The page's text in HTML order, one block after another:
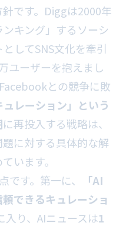
針です。Diggは2000年
キング」するソーシ
してSNS文化を牽引
ユーザーを抱えまし
との競争に敗
ュレーション」という
に再投入する戦略は、
に対する具体的な解
います。
す。第一に、
「AI
できるキュレーショ
入り、AIニュースは1